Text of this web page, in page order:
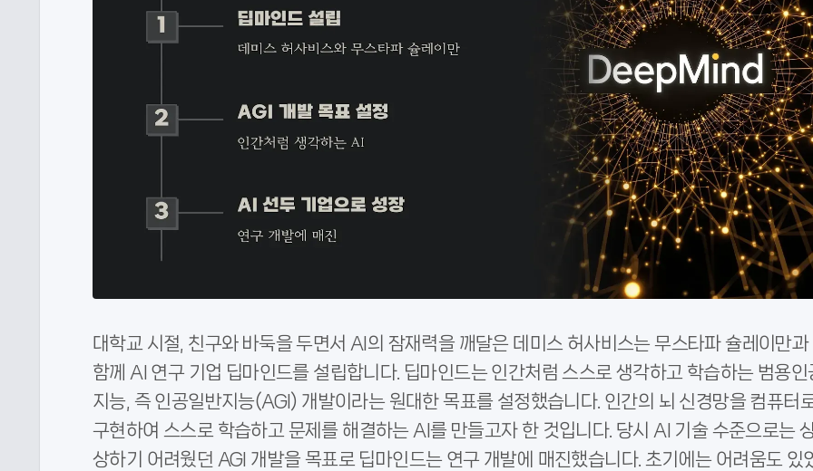
대학교 시절, 친구와 바둑을 두면서 AI의 잠재력을 깨달은 데미스 허사비스는 무스타파 슐레이만과
함께 AI 연구 기업 딥마인드를 설립합니다. 딥마인드는 인간처럼 스스로 생각하고 학습하는 범용인
지능, 즉 인공일반지능(AGI) 개발이라는 원대한 목표를 설정했습니다. 인간의 뇌 신경망을 컴퓨터
구현하여 스스로 학습하고 문제를 해결하는 AI를 만들고자 한 것입니다. 당시 AI 기술 수준으로는
상하기 어려웠던 AGI 개발을 목표로 딥마인드는 연구 개발에 매진했습니다. 초기에는 어려움도 있